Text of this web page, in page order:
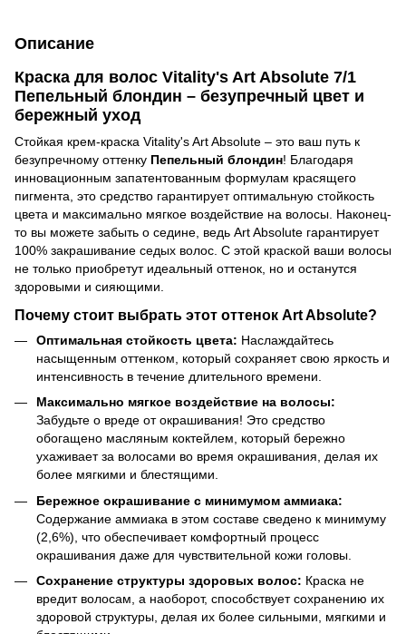
Описание
Краска для волос Vitality's Art Absolute 7/1
Пепельный блондин – безупречный цвет и
бережный уход
Стойкая крем-краска Vitality's Art Absolute – это ваш путь к
безупречному оттенку Пепельный блондин! Благодаря
инновационным запатентованным формулам красящего
пигмента, это средство гарантирует оптимальную стойкость
цвета и максимально мягкое воздействие на волосы. Наконец-
то вы можете забыть о седине, ведь Art Absolute гарантирует
100% закрашивание седых волос. С этой краской ваши волосы
не только приобретут идеальный оттенок, но и останутся
здоровыми и сияющими.
Почему стоит выбрать этот оттенок Art Absolute?
Оптимальная стойкость цвета: Наслаждайтесь
насыщенным оттенком, который сохраняет свою яркость и
интенсивность в течение длительного времени.
Максимально мягкое воздействие на волосы:
Забудьте о вреде от окрашивания! Это средство
обогащено масляным коктейлем, который бережно
ухаживает за волосами во время окрашивания, делая их
более мягкими и блестящими.
Бережное окрашивание с минимумом аммиака:
Содержание аммиака в этом составе сведено к минимуму
(2,6%), что обеспечивает комфортный процесс
окрашивания даже для чувствительной кожи головы.
Сохранение структуры здоровых волос: Краска не
вредит волосам, а наоборот, способствует сохранению их
здоровой структуры, делая их более сильными, мягкими и